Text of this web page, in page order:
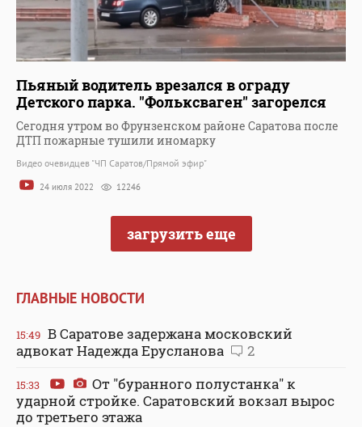
Пьяный водитель врезался в ограду
Детского парка. "Фольксваген" загорелся
Сегодня утром во Фрунзенском районе Саратова после
ДТП пожарные тушили иномарку
Видео очевидцев "ЧП Саратов/Прямой эфир"
24 июля 2022 12246
загрузить еще
ГЛАВНЫЕ НОВОСТИ
15:49 В Саратове задержана московский
адвокат Надежда Ерусланова
2
15:33
От "буранного полустанка" к
ударной стройке. Саратовский вокзал вырос
до третьего этажа